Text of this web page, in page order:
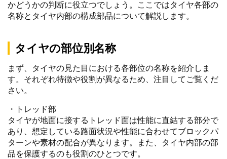
かどうかの判断に役立つでしょう。ここではタイヤ各部の
名称とタイヤ内部の構成部品について解説します。
タイヤの部位別名称
まず、タイヤの見た目における各部位の名称を紹介しま
す。それぞれ特徴や役割が異なるため、注目してご覧くだ
さい。
・トレッド部
タイヤが地面に接するトレッド面は性能に直結する部分で
あり、想定している路面状況や性能に合わせてブロックパ
ターンや素材の配合が異なります。また、タイヤ内部の部
品を保護するのも役割のひとつです。